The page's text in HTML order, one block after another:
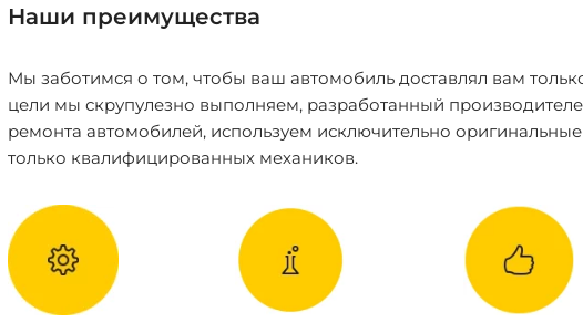
Наши преимущества
Мы заботимся о том, чтобы ваш автомобиль доставлял вам
цели мы скрупулезно выполняем, разработанный
ремонта автомобилей, используем исключительно
только квалифицированных механиков.